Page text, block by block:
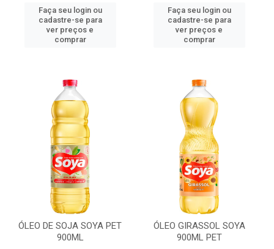
Faça seu login ou
cadastre-se para
ver preços e
comprar
Faça seu login ou
cadastre-se para
ver preços e
comprar
ÓLEO DE SOJA SOYA PET
900ML
ÓLEO GIRASSOL SOYA
900ML PET